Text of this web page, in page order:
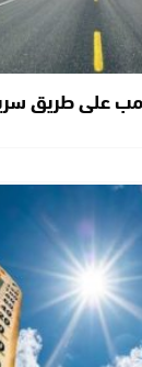
على طريق